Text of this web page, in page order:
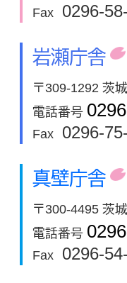
Fax
0296-
岩瀬庁舎
〒309-1292 茨
電話番号
Fax
0296-
真壁庁舎
〒300-4495 茨
電話番号
Fax
0296-